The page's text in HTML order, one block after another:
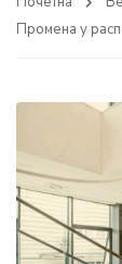
Промена у